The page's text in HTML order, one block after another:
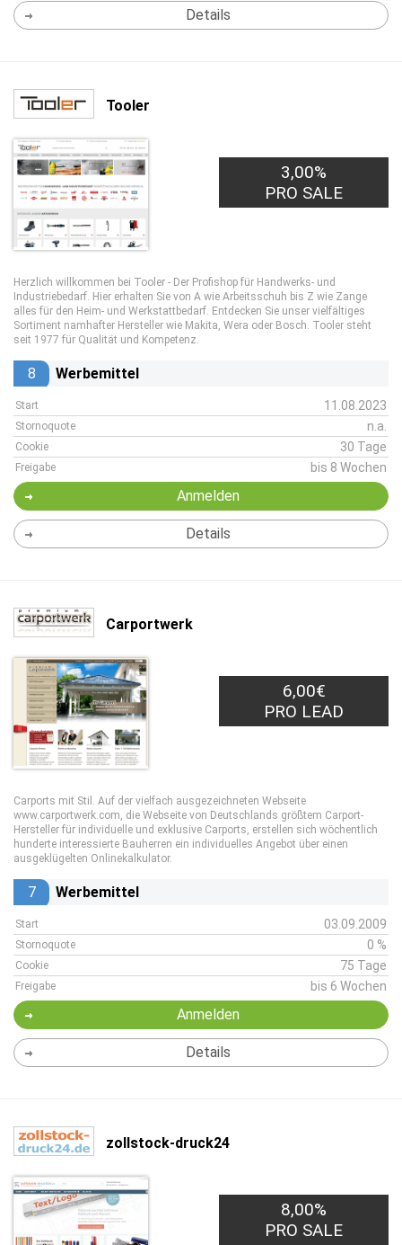
Details
Tooler
3,00%
PRO SALE
Herzlich willkommen bei Tooler - Der Profishop für Handwerks- und
Industriebedarf. Hier erhalten Sie von A wie Arbeitsschuh bis Z wie Zange
alles für den Heim- und Werkstattbedarf. Entdecken Sie unser vielfältiges
Sortiment namhafter Hersteller wie Makita, Wera oder Bosch. Tooler steht
seit 1977 für Qualität und Kompetenz.
8 Werbemittel
Start 11.08.2023
Stornoquote n.a.
Cookie 30 Tage
Freigabe bis 8 Wochen
Anmelden
Details
Carportwerk
6,00€
PRO LEAD
Carports mit Stil. Auf der vielfach ausgezeichneten Webseite
www.carportwerk.com, die Webseite von Deutschlands größtem Carport-
Hersteller für individuelle und exklusive Carports, erstellen sich wöchentlich
hunderte interessierte Bauherren ein individuelles Angebot über einen
ausgeklügelten Onlinekalkulator.
7 Werbemittel
Start 03.09.2009
Stornoquote 0 %
Cookie 75 Tage
Freigabe bis 6 Wochen
Anmelden
Details
zollstock-druck24
8,00%
PRO SALE